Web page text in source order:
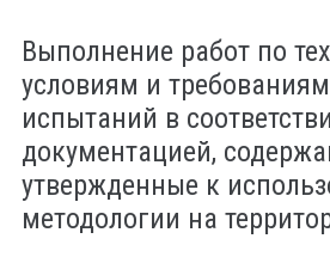
Выполнение работ по
условиям и
испытаний в
документацией,
утвержденные к
методологии на